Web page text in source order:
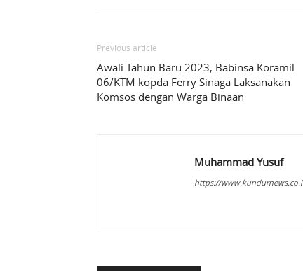
Previous article
Awali Tahun Baru 2023, Babinsa Koramil
06/KTM kopda Ferry Sinaga Laksanakan
Komsos dengan Warga Binaan
Muhammad Yusuf
https://